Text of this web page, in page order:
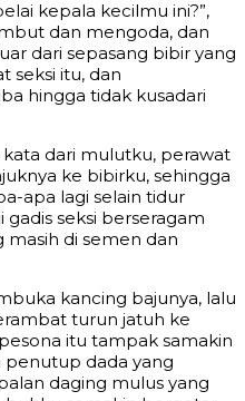
kepala kecilmu ini?”,
dan mengoda, dan
dari sepasang bibir yang
seksi itu, dan
hingga tidak kusadari
dari mulutku, perawat
ke bibirku, sehingga
apa lagi selain tidur
seksi berseragam
masih di semen dan
kancing bajunya, lalu
turun jatuh ke
itu tampak samakin
penutup dada yang
daging mulus yang